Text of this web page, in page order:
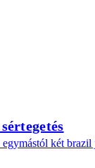
két brazil